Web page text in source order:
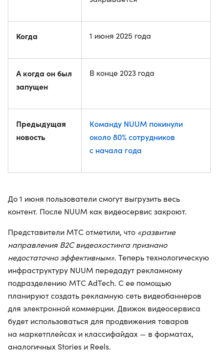
Когда 1 июня 2025 года
А когда он был
запущен
В конце 2023 года
Предыдущая
новость
Команду NUUM покинули
около 80% сотрудников
с начала года
До 1 июня пользователи смогут выгрузить весь
контент. После NUUM как видеосервис закроют.
Представители МТС отметили, что «развитие
направления B2C видеохостинга признано
недостаточно эффективным». Теперь технологическую
инфраструктуру NUUM передадут рекламному
подразделению МТС AdTech. С ее помощью
планируют создать рекламную сеть видеобаннеров
для электронной коммерции. Движок видеосервиса
будет использоваться для продвижения товаров
на маркетплейсах и классифайдах — в форматах,
аналогичных Stories и Reels.